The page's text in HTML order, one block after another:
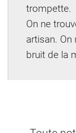
trompette.
On ne
artisan. On
bruit de la